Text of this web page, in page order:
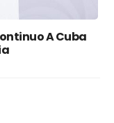
A Cuba